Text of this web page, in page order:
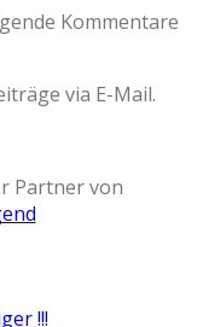
Kommentare
via E-Mail.
Partner von
!!!